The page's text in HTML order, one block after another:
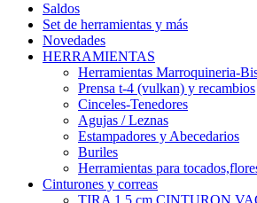
Saldos
Set de herramientas y más
Novedades
HERRAMIENTAS
Herramientas Marroquineria-
Prensa t-4 (vulkan) y recambios
Cinceles-Tenedores
Agujas / Leznas
Estampadores y Abecedarios
Buriles
Herramientas para
Cinturones y correas
TIRA 1,5 cm CINTURON